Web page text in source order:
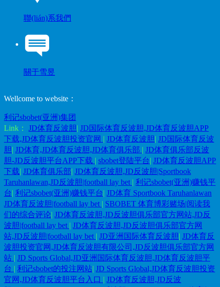
聯(lián)系我們
關于雪昱
Wellcome to website：
利记sbobet(亚洲)集团
Link： JD体育反波胆| JD国际体育反波胆,JD体育反波胆APP
下载,JD体育反波胆投资官网 | JD体育反波胆| JD国际体育反波
胆| JD体育,JD体育反波胆,JD体育俱乐部 | JD体育俱乐部反波
胆-JD反波胆平台APP下载 | sbobet登陆平台| JD体育反波胆APP
下载| JD体育俱乐部| JD体育反波胆,JD反波胆|Sportbook
Taruhanlawan,JD反波胆|football lay bet | 利记sbobet(亚洲)赚钱平
台| 利记sbobet(亚洲)赚钱平台| JD体育 Sportbook Taruhanlawan
JD体育反波胆|football lay bet | SBOBET 体育博彩赌场|阅读我
们的综合评论| JD体育反波胆,JD反波胆俱乐部官方网站,JD反
波胆|football lay bet | JD体育反波胆,JD反波胆俱乐部官方网
站,JD反波胆|football lay bet | JD亚洲国际体育反波胆| JD体育反
波胆投资官网,JD体育反波胆有限公司,JD反波胆俱乐部官方网
站 | JD Sports Global,JD亚洲国际体育反波胆,JD体育反波胆平
台 | 利记sbobet的投注网站| JD Sports Global,JD体育反波胆投资
官网,JD体育反波胆平台入口 | JD体育反波胆,JD反波